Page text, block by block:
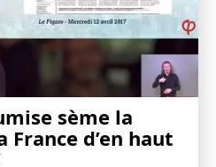
sème la
France d’en haut